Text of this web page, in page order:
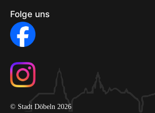
Folge uns
© Stadt Döbeln 2026